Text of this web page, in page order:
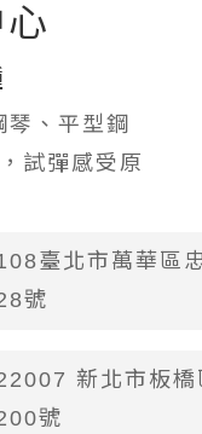
、平型鋼
試彈感受原
臺北市萬華區
號
新北市板橋
號